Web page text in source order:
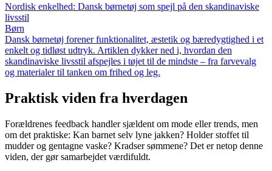
Nordisk enkelhed: Dansk børnetøj som spejl på den skandinaviske
livsstil
Børn
Dansk børnetøj forener funktionalitet, æstetik og bæredygtighed i et
enkelt og tidløst udtryk. Artiklen dykker ned i, hvordan den
skandinaviske livsstil afspejles i tøjet til de mindste – fra farvevalg
og materialer til tanken om frihed og leg.
Praktisk viden fra hverdagen
Forældrenes feedback handler sjældent om mode eller trends, men
om det praktiske: Kan barnet selv lyne jakken? Holder stoffet til
mudder og gentagne vaske? Kradser sømmene? Det er netop denne
viden, der gør samarbejdet værdifuldt.